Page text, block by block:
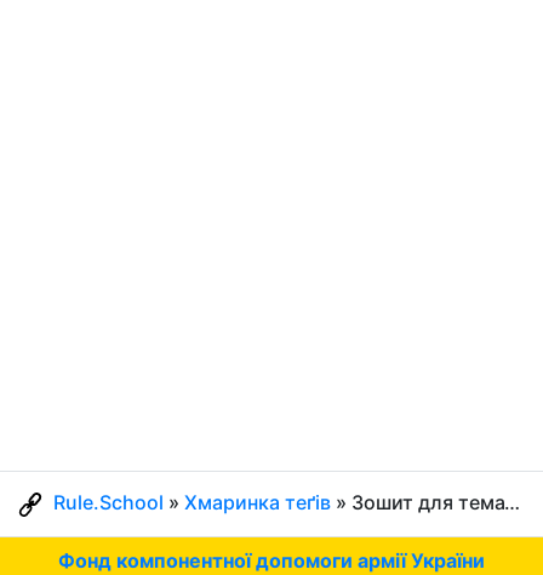
Rule.School » Хмаринка теґів » Зошит для тематичного контролю
Фонд компонентної допомоги армії України